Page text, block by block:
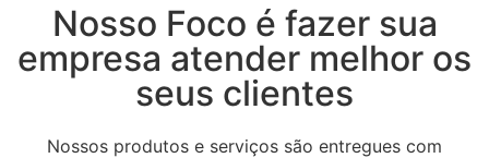
Nosso Foco é fazer sua
empresa atender melhor os
seus clientes
Nossos produtos e serviços são entregues com